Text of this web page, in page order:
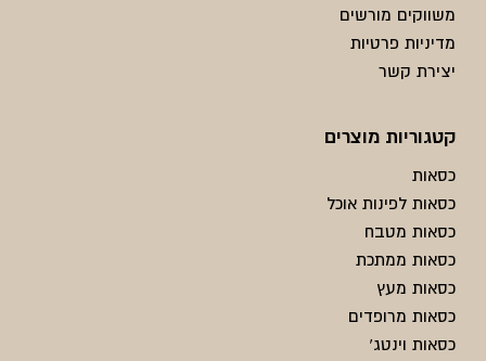
משווקים מורשים
מדיניות פרטיות
יצירת קשר
קטגוריות מוצרים
כסאות
כסאות לפינות אוכל
כסאות מטבח
כסאות ממתכת
כסאות מעץ
כסאות מרופדים
כסאות וינטג'